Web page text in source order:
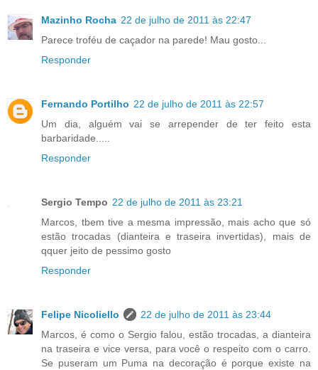
Mazinho Rocha 22 de julho de 2011 às 22:47
Parece troféu de caçador na parede! Mau gosto...
Responder
Fernando Portilho 22 de julho de 2011 às 22:57
Um dia, alguém vai se arrepender de ter feito esta
barbaridade.....
Responder
Sergio Tempo 22 de julho de 2011 às 23:21
Marcos, tbem tive a mesma impressão, mais acho que só
estão trocadas (dianteira e traseira invertidas), mais de
qquer jeito de pessimo gosto
Responder
Felipe Nicoliello
22 de julho de 2011 às 23:44
Marcos, é como o Sergio falou, estão trocadas, a dianteira
na traseira e vice versa, para você o respeito com o carro.
Se puseram um Puma na decoração é porque existe na